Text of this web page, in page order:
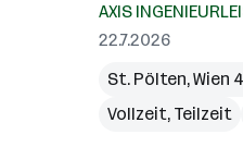
AXIS
22.7.2026
St. Pölten,Wien
Vollzeit, Teilzeit